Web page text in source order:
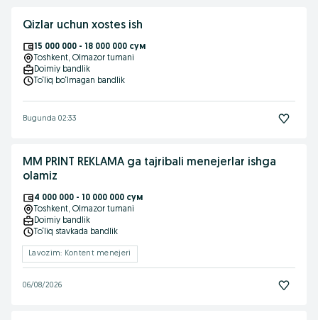
Qizlar uchun xostes ish
15 000 000 - 18 000 000 сум
Toshkent, Olmazor tumani
Doimiy bandlik
To‘liq bo‘lmagan bandlik
Bugunda 02:33
MM PRINT REKLAMA ga tajribali menejerlar ishga
olamiz
4 000 000 - 10 000 000 сум
Toshkent, Olmazor tumani
Doimiy bandlik
To‘liq stavkada bandlik
Lavozim: Kontent menejeri
06/08/2026